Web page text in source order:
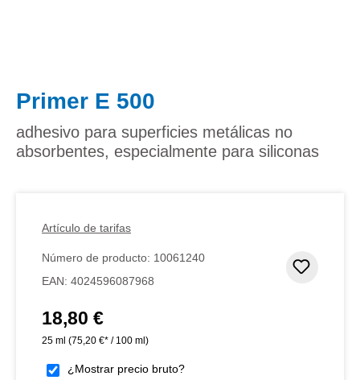
Primer E 500
adhesivo para superficies metálicas no
absorbentes, especialmente para siliconas
Artículo de tarifas
Número de producto: 10061240
EAN: 4024596087968
Precio normal:
18,80 €
25 ml (75,20 €* / 100 ml)
¿Mostrar precio bruto?